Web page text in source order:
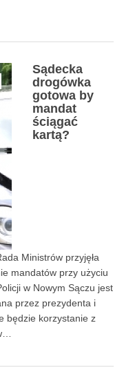
stracił
Sądecka
drogówka
gotowa by
mandat
ściągać
Ministrów przyjęła
mandatów przy użyciu
w Nowym Sączu jest
przez prezydenta i
korzystanie z